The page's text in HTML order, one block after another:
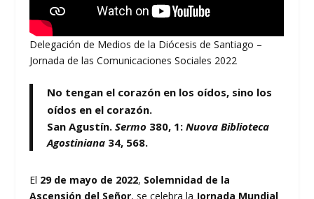
Delegación de Medios de la Diócesis de Santiago –
Jornada de las Comunicaciones Sociales 2022
No tengan el corazón en los oídos, sino los
oídos en el corazón.
San Agustín.Sermo 380, 1:Nuova Biblioteca
Agostiniana 34, 568.
El 29 de mayo de 2022, Solemnidad de la
Ascensión del Señor, se celebra la Jornada Mundial